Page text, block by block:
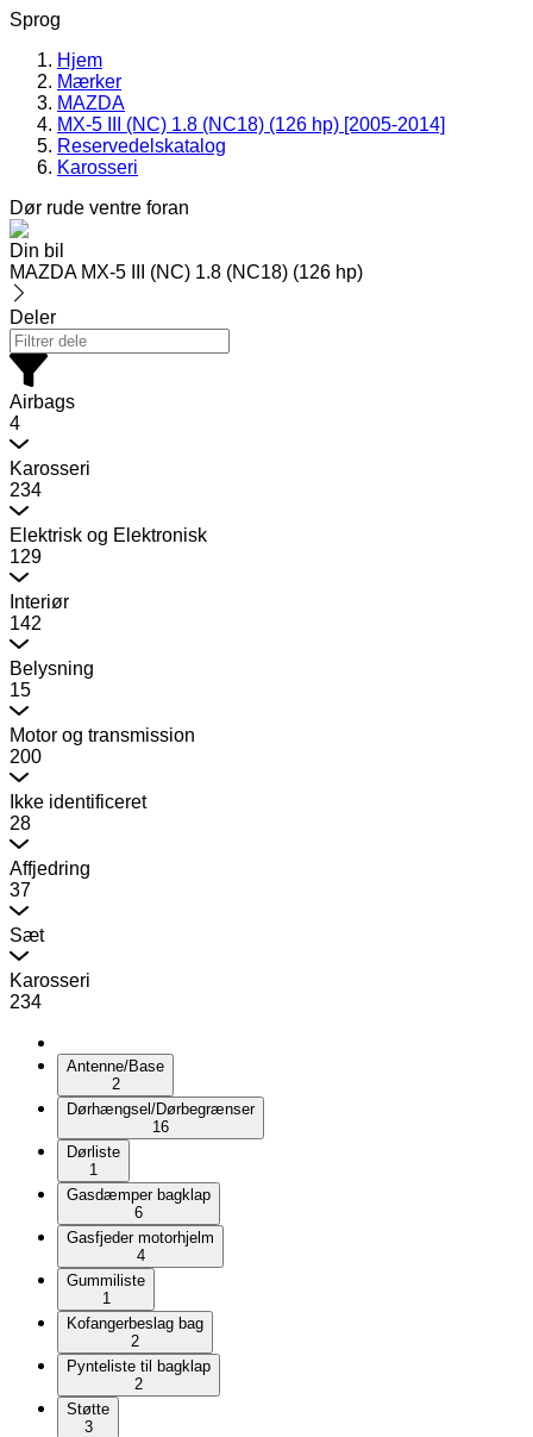
Sprog
Hjem
Mærker
MAZDA
MX-5 III (NC) 1.8 (NC18) (126 hp) [2005-2014]
Reservedelskatalog
Karosseri
Dør rude ventre foran
Din bil
MAZDA MX-5 III (NC) 1.8 (NC18) (126 hp)
Deler
Airbags
4
Karosseri
234
Elektrisk og Elektronisk
129
Interiør
142
Belysning
15
Motor og transmission
200
Ikke identificeret
28
Affjedring
37
Sæt
Karosseri
234
Antenne/Base
2
Dørhængsel/Dørbegrænser
16
Dørliste
1
Gasdæmper bagklap
6
Gasfjeder motorhjelm
4
Gummiliste
1
Kofangerbeslag bag
2
Pynteliste til bagklap
2
Støtte
3